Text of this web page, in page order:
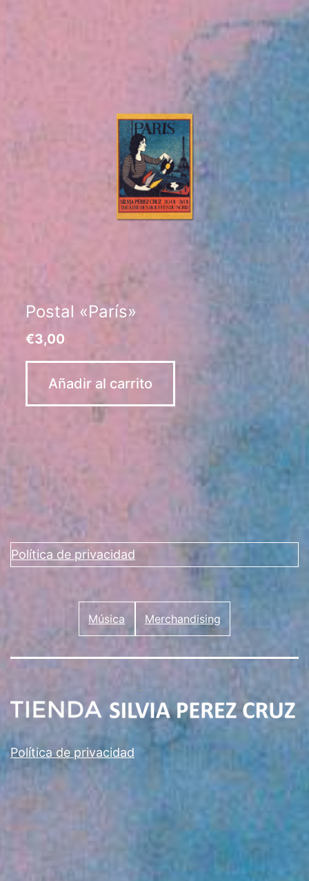
Postal «París»
€3,00
Añadir al carrito
Política de privacidad
Música Merchandising
Política de privacidad